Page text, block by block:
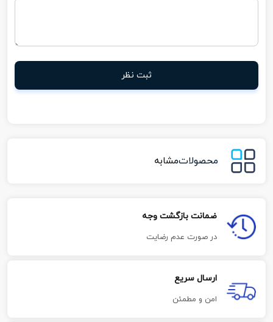
ثبت نظر
محصولاتمشابه
ضمانت بازگشت وجه
در صورت عدم رضایت
ارسال سریع
امن و مطمئن